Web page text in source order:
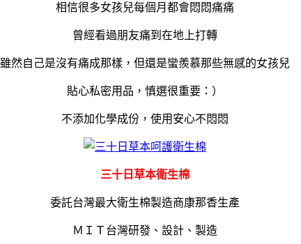
相信很多女孩兒每個月都會悶悶痛痛
曾經看過朋友痛到在地上打轉
雖然自己是沒有痛成那樣，但還是蠻羨慕那些無感的女孩兒
貼心私密用品，慎選很重要：）
不添加化學成份，使用安心不悶悶
三十日草本衛生棉
委託台灣最大衛生棉製造商康那香生產
ＭＩＴ台灣研發、設計、製造